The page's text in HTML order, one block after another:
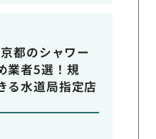
都のシャワー
業者5選！規
る水道局指定店